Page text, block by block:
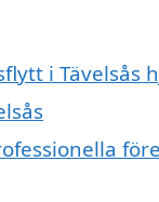
i Tävelsås